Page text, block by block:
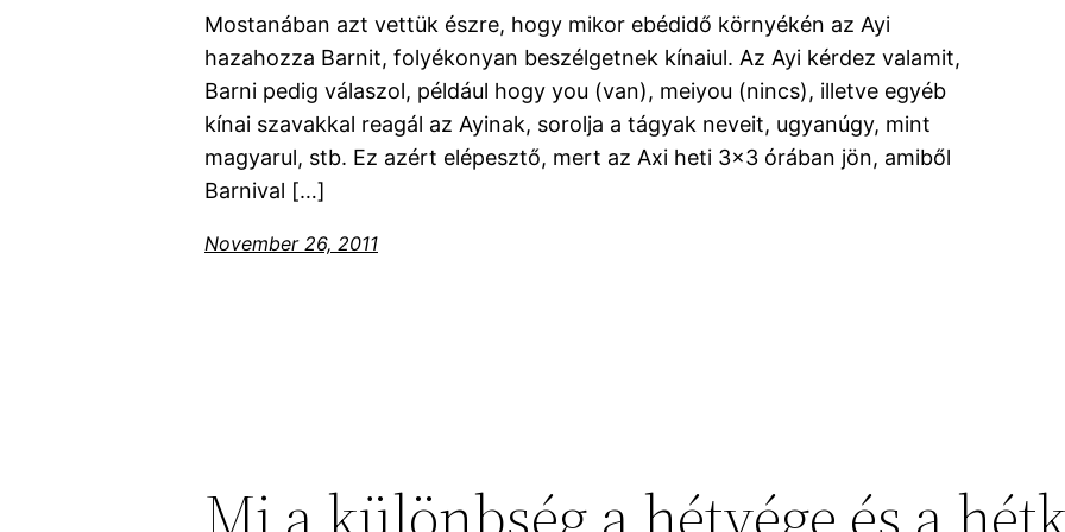
Mostanában azt vettük észre, hogy mikor ebédidő környékén az Ayi
hazahozza Barnit, folyékonyan beszélgetnek kínaiul. Az Ayi kérdez valamit,
Barni pedig válaszol, például hogy you (van), meiyou (nincs), illetve egyéb
kínai szavakkal reagál az Ayinak, sorolja a tágyak neveit, ugyanúgy, mint
magyarul, stb. Ez azért elépesztő, mert az Axi heti 3×3 órában jön, amiből
Barnival […]
November 26, 2011